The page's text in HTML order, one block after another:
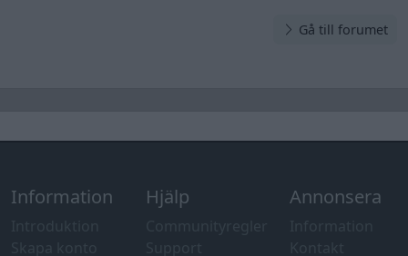
Gå till forumet
Information Hjälp Annonsera